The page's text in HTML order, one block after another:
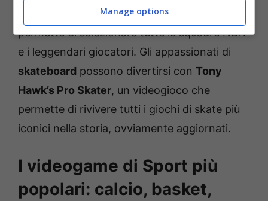
tecnica ProPlay. Un gioco divertente che
permette di selezionare tutte le squadre NBA
e i leggendari giocatori. Gli appassionati di
skateboard possono divertirsi con Tony
Hawk’s Pro Skater, un videogioco che
permette di rivivere tutti i giochi di skate più
iconici nella storia, ovviamente aggiornati.
I videogame di Sport più
popolari: calcio, basket,
Manage options